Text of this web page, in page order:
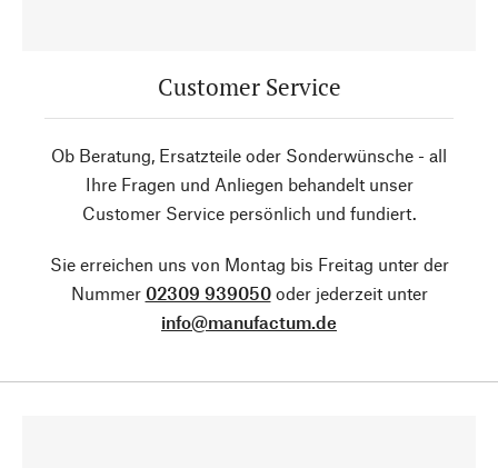
Customer Service
Ob Beratung, Ersatzteile oder Sonderwünsche - all
Ihre Fragen und Anliegen behandelt unser
Customer Service persönlich und fundiert.
Sie erreichen uns von Montag bis Freitag unter der
Nummer 02309 939050oder jederzeit unter
info@manufactum.de